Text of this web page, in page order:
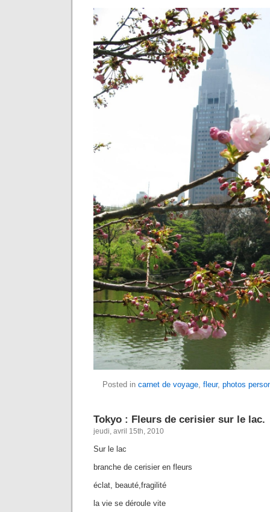
Posted in carnet de voyage fleur, photos
Tokyo : Fleurs de cerisier sur le lac.
jeudi, avril 15th, 2010
Sur le lac
branche de cerisier en fleurs
éclat, beauté,fragilité
la vie se déroule vite